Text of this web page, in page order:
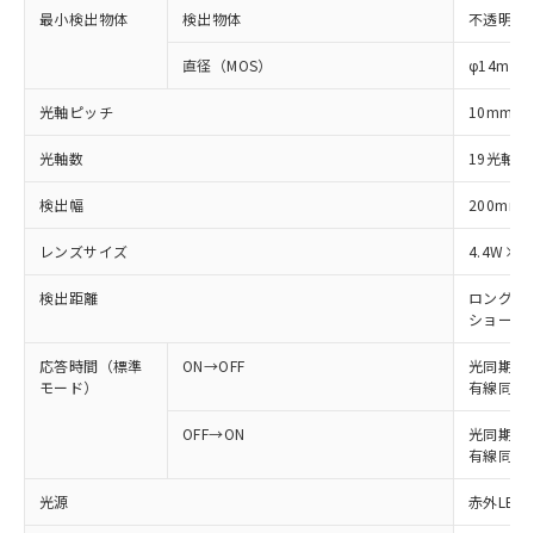
最小検出物体 検出物体 不透明体
直径（MOS） φ14mm
光軸ピッチ 10mm
光軸数 19光軸
検出幅 200mm
レンズサイズ
検出距離
ロング
ショート
応答時間（標準
モード）
ON→OFF
光同期:
有線同期
OFF→ON
光同期:
有線同期
光源 赤外LED